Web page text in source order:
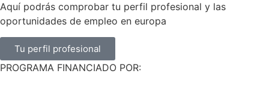
Aquí podrás comprobar tu perfil profesional y las
oportunidades de empleo en europa
Tu perfil profesional
PROGRAMA FINANCIADO POR: